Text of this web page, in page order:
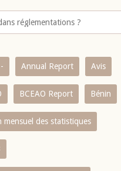
Annual Report Avis
BCEAO Report Bénin
mensuel des statistiques